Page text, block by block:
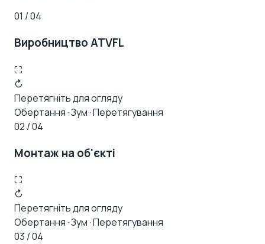
01 / 04
Виробництво ATVFL
⛶
↻
Перетягніть для огляду
Обертання · Зум · Перетягування
02 / 04
Монтаж на об'єкті
⛶
↻
Перетягніть для огляду
Обертання · Зум · Перетягування
03 / 04